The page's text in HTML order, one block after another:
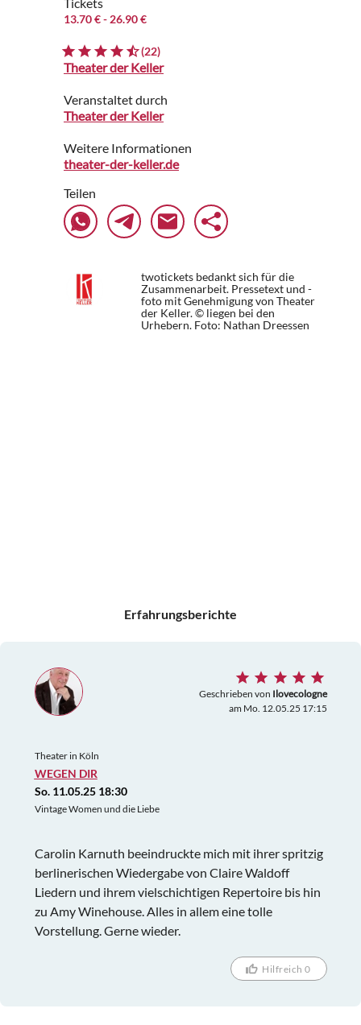
13.70 €- 26.90 €
(22)
Theater der Keller
Veranstaltet durch
Theater der Keller
Weitere Informationen
theater-der-keller.de
Teilen
twotickets bedankt sich für die
Zusammenarbeit. Pressetext und -
foto mit Genehmigung von Theater
der Keller. © liegen bei den
Urhebern. Foto: Nathan Dreessen
Erfahrungsberichte
Geschrieben von Ilovecologne
am Mo. 12.05.25 17:15
Theater in Köln
WEGEN DIR
So. 11.05.25 18:30
Vintage Women und die Liebe
Carolin Karnuth beeindruckte mich mit ihrer spritzig
berlinerischen Wiedergabe von Claire Waldoff
Liedern und ihrem vielschichtigen Repertoire bis hin
zu Amy Winehouse. Alles in allem eine tolle
Vorstellung. Gerne wieder.
Hilfreich 0